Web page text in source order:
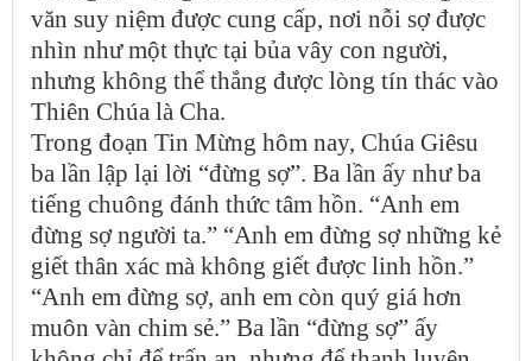
văn suy niệm được cung cấp, nơi nỗi sợ được
nhìn như một thực tại bủa vây con người,
nhưng không thể thắng được lòng tín thác vào
Thiên Chúa là Cha.
Trong đoạn Tin Mừng hôm nay, Chúa Giêsu
ba lần lập lại lời “đừng sợ”. Ba lần ấy như ba
tiếng chuông đánh thức tâm hồn. “Anh em
đừng sợ người ta.” “Anh em đừng sợ những kẻ
giết thân xác mà không giết được linh hồn.”
“Anh em đừng sợ, anh em còn quý giá hơn
muôn vàn chim sẻ.” Ba lần “đừng sợ” ấy